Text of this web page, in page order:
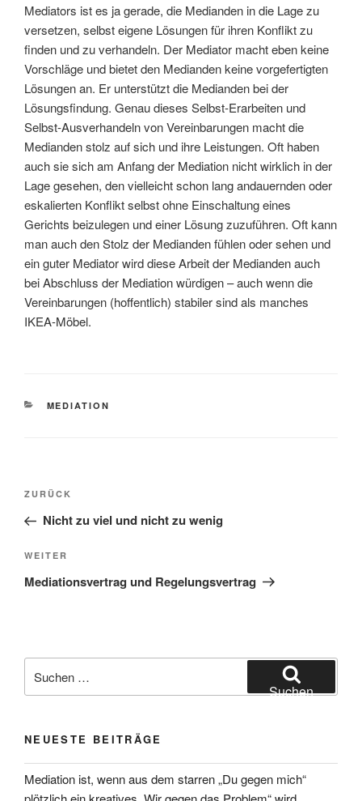
Mediators ist es ja gerade, die Medianden in die Lage zu
versetzen, selbst eigene Lösungen für ihren Konflikt zu
finden und zu verhandeln. Der Mediator macht eben keine
Vorschläge und bietet den Medianden keine vorgefertigten
Lösungen an. Er unterstützt die Medianden bei der
Lösungsfindung. Genau dieses Selbst-Erarbeiten und
Selbst-Ausverhandeln von Vereinbarungen macht die
Medianden stolz auf sich und ihre Leistungen. Oft haben
auch sie sich am Anfang der Mediation nicht wirklich in der
Lage gesehen, den vielleicht schon lang andauernden oder
eskalierten Konflikt selbst ohne Einschaltung eines
Gerichts beizulegen und einer Lösung zuzuführen. Oft kann
man auch den Stolz der Medianden fühlen oder sehen und
ein guter Mediator wird diese Arbeit der Medianden auch
bei Abschluss der Mediation würdigen – auch wenn die
Vereinbarungen (hoffentlich) stabiler sind als manches
IKEA-Möbel.
KATEGORIEN
MEDIATION
Beitragsnavigation
Vorheriger
Beitrag
ZURÜCK
Nicht zu viel und nicht zu wenig
Nächster
Beitrag
WEITER
Mediationsvertrag und Regelungsvertrag
nach:
Suchen
NEUESTE BEITRÄGE
Mediation ist, wenn aus dem starren „Du gegen mich“